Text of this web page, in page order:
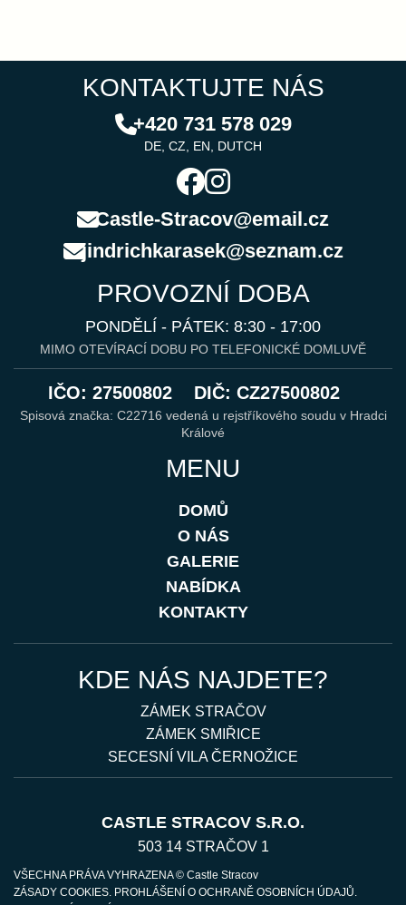
KONTAKTUJTE NÁS
+420 731 578 029
DE, CZ, EN, DUTCH
Castle-Stracov@email.cz
jindrichkarasek@seznam.cz
PROVOZNÍ DOBA
PONDĚLÍ - PÁTEK: 8:30 - 17:00
MIMO OTEVÍRACÍ DOBU PO TELEFONICKÉ DOMLUVĚ
IČO: 27500802 DIČ: CZ27500802
Spisová značka: C22716 vedená u rejstříkového soudu v Hradci
Králové
MENU
DOMŮ
O NÁS
GALERIE
NABÍDKA
KONTAKTY
KDE NÁS NAJDETE?
ZÁMEK STRAČOV
ZÁMEK SMIŘICE
SECESNÍ VILA ČERNOŽICE
CASTLE STRACOV S.R.O.
503 14 STRAČOV 1
VŠECHNA PRÁVA VYHRAZENA © Castle Stracov
ZÁSADY COOKIES. PROHLÁŠENÍ O OCHRANĚ OSOBNÍCH ÚDAJŮ.